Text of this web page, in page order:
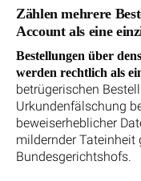
Zählen mehrere
Account als eine
Bestellungen über
werden rechtlich als
betrügerischen
Urkundenfälschung
beweiserheblicher
mildernder Tateinheit
Bundesgerichtshofs.